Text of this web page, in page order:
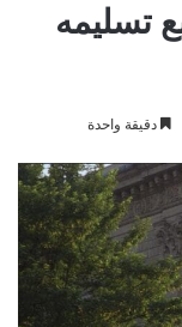
تسليمه
دقيقة واحدة